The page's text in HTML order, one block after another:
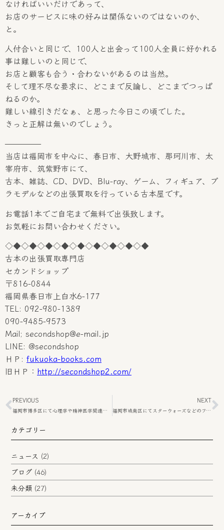
なければいいだけであって、
お店のサービスに味の好みは関係ないのではないのか、
と。
人付合いと同じで、100人と出会って100人全員に好かれる
事は難しいのと同じで、
お店と顧客も合う・合わないがあるのは当然。
そして理不尽な要求に、どこまで反論し、どこまでつっぱ
ねるのか。
難しい線引きだなぁ、と思った今日この頃でした。
きっと正解は無いのでしょう。
————–
当店は福岡市を中心に、春日市、大野城市、那珂川市、太
宰府市、筑紫野市にて、
古本、雑誌、CD、DVD、Blu-ray、ゲーム、フィギュア、プ
ラモデルなどの出張買取を行っている古本屋です。
お電話1本でご自宅まで無料で出張致します。
お気軽にお問い合わせください。
◇◆◇◆◇◆◇◆◇◆◇◆◇◆◇◆◇◆
古本の出張買取専門店
セカンドショップ
〒816-0844
福岡県春日市上白水6-177
TEL: 092-980-1389
090-9485-9573
Mail; secondshop@e-mail.jp
LINE: @secondshop
ＨＰ: fukuoka-books.com
旧ＨＰ： http://secondshop2.com/
PREVIOUS
福岡市博多区にて心理学や精神医学関連の専門書の出張買取をさせて頂きました。
NEXT
福岡市城南区にてスターウォーズなどのフィギュアの出張買取をさせて頂きました。
カテゴリー
ニュース (2)
ブログ (46)
未分類 (27)
アーカイブ